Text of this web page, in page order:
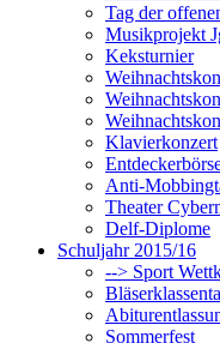
Tag der
Musikprojekt
Keksturnier
Klavierkonzert
Anti-
Theater
Delf-Diplome
Schuljahr 2015/16
--> Sport
Sommerfest